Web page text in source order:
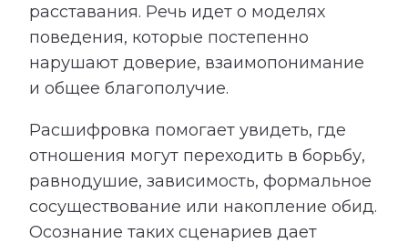
расставания. Речь идет о моделях
поведения, которые постепенно
нарушают доверие, взаимопонимание
и общее благополучие.
Расшифровка помогает увидеть, где
отношения могут переходить в борьбу,
равнодушие, зависимость, формальное
сосуществование или накопление обид.
Осознание таких сценариев дает